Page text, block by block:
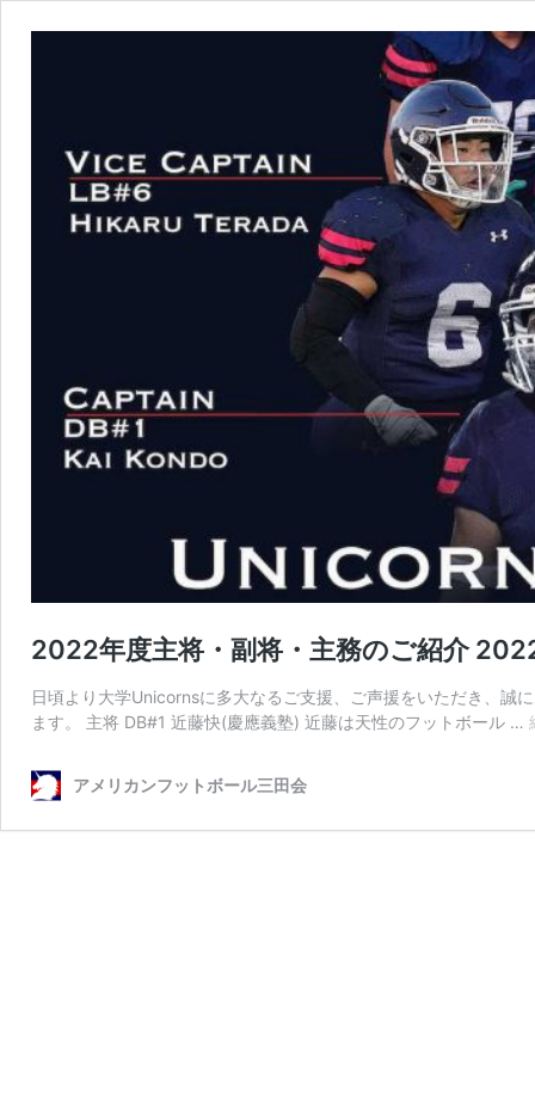
2022年度主将・副将・主務のご紹介
日頃より大学Unicornsに多大なるご支援、ご声援をいただき、誠
ます。 主将 DB#1 近藤快(慶應義塾) 近藤は天性のフットボール …
アメリカンフットボール三田会